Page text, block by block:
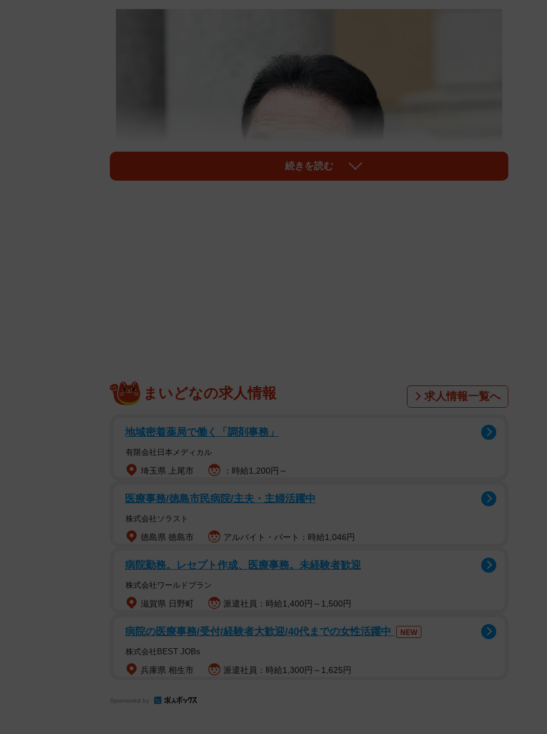
1/2
京都で話す岸田首相。「副総理」がいなくて大丈夫？（２０２２年５月、京都府庁）
「副総理というのは、法律の条文などに書かれているものではなく通称なんです」と松井
さんはまず説明した。確かに首相や大臣と違い、副総理は天皇から任命や認証をされること
のものといえる。
続きを読む
まいどなの求人情報 求人情報一覧へ
地域密着薬局で働く「調剤事務」
有限会社日本メディカル
埼玉県 上尾市 ：時給1,200円～
医療事務/徳島市民病院/主夫・主婦活躍中
株式会社ソラスト
徳島県 徳島市 アルバイト・パート：時給1,046円
病院勤務。レセプト作成、医療事務。未経験者歓迎
株式会社ワールドプラン
滋賀県 日野町 派遣社員：時給1,400円～1,500円
病院の医療事務/受付/経験者大歓迎/40代までの女性活躍中 NEW
株式会社BEST JOBs
兵庫県 相生市 派遣社員：時給1,300円～1,625円
Sponsored by